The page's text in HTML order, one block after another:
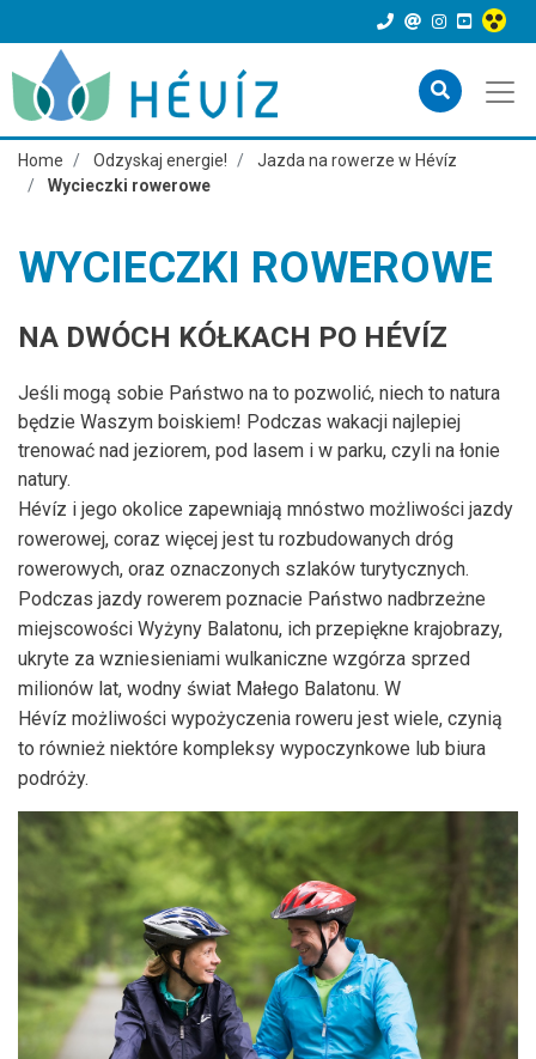
Home Odzyskaj energie!
Jazda na rowerze w Hévíz
Wycieczki rowerowe
WYCIECZKI ROWEROWE
NA DWÓCH KÓŁKACH PO HÉVÍZ
Jeśli mogą sobie Państwo na to pozwolić, niech to natura
będzie Waszym boiskiem! Podczas wakacji najlepiej
trenować nad jeziorem, pod lasem i w parku, czyli na łonie
natury.
Hévíz i jego okolice zapewniają mnóstwo możliwości jazdy
rowerowej, coraz więcej jest tu rozbudowanych dróg
rowerowych, oraz oznaczonych szlaków turytycznych.
Podczas jazdy rowerem poznacie Państwo nadbrzeżne
miejscowości Wyżyny Balatonu, ich przepiękne krajobrazy,
ukryte za wzniesieniami wulkaniczne wzgórza sprzed
milionów lat, wodny świat Małego Balatonu. W
Hévíz możliwości wypożyczenia roweru jest wiele, czynią
to również niektóre kompleksy wypoczynkowe lub biura
podróży.